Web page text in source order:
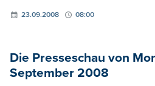
23.09.2008 08:00
Die Presseschau von
September 2008